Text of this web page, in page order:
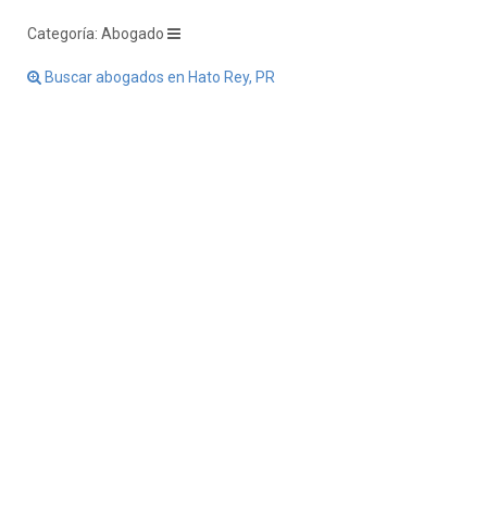
Categoría: Abogado
Buscar abogados en Hato Rey, PR